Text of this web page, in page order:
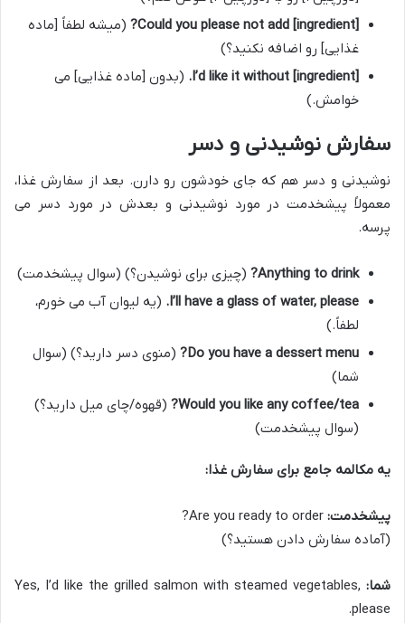
Could you please not add [ingredient]?
(میشه لطفاً [ماده
غذایی] رو اضافه نکنید؟)
I’d like it without [ingredient]. (بدون [ماده غذایی] می
خوامش.)
سفارش نوشیدنی و دسر
نوشیدنی و دسر هم که جای خودشون رو دارن. بعد از سفارش غذا،
معمولاً پیشخدمت در مورد نوشیدنی و بعدش در مورد دسر می
پرسه.
Anything to drink?
(چیزی برای نوشیدن؟) (سوال پیشخدمت)
I’ll have a glass of water, please. (یه لیوان آب می خورم،
لطفاً.)
Do you have a dessert menu?
(منوی دسر دارید؟) (سوال
شما)
Would you like any coffee/tea?
(قهوه/چای میل دارید؟)
(سوال پیشخدمت)
یه مکالمه جامع برای سفارش غذا:
پیشخدمت:
(آماده سفارش دادن هستید؟)
شما: Yes, I’d like the grilled salmon with steamed vegetables,
please.